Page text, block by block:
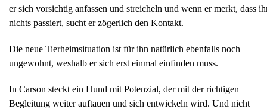
er sich vorsichtig anfassen und streicheln und wenn er merkt, dass
nichts passiert, sucht er zögerlich den Kontakt.
Die neue Tierheimsituation ist für ihn natürlich ebenfalls noch
ungewohnt, weshalb er sich erst einmal einfinden muss.
In Carson steckt ein Hund mit Potenzial, der mit der richtigen
Begleitung weiter auftauen und sich entwickeln wird. Und nicht